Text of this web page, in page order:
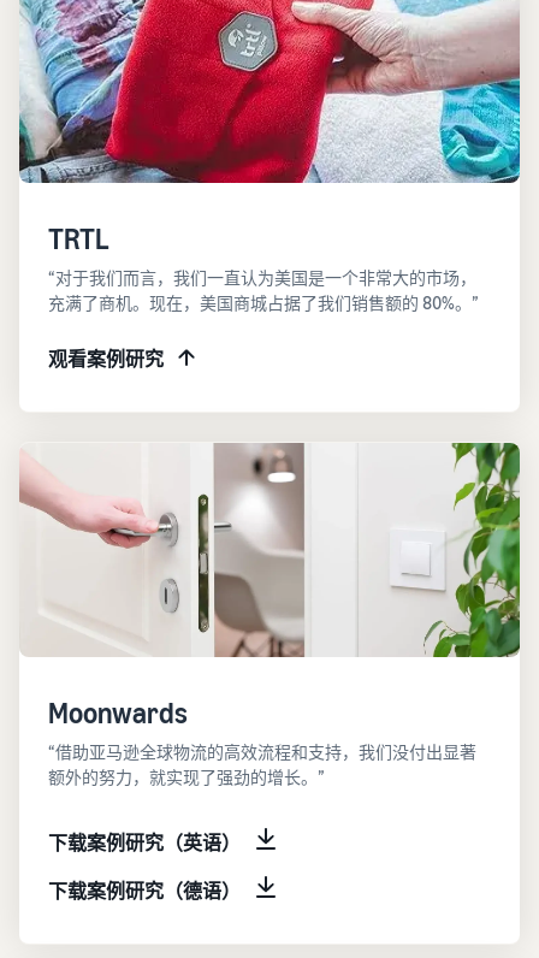
TRTL
“对于我们而言，我们一直认为美国是一个非常大的市场，
充满了商机。现在，美国商城占据了我们销售额的 80%。”
观看案例研究
Moonwards
“借助亚马逊全球物流的高效流程和支持，我们没付出显著
额外的努力，就实现了强劲的增长。”
下载案例研究（英语）
下载案例研究（德语）